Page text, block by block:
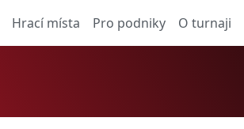
Hrací místa Pro podniky O turnaji